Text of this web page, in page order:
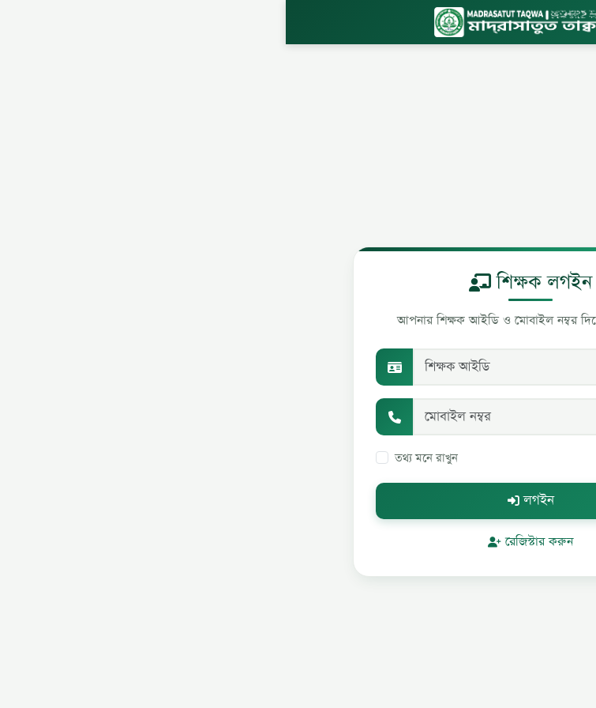
শিক্ষক লগইন
আপনার শিক্ষক আইডি ও মোবাইল নম্বর
তথ্য মনে রাখুন
লগইন
রেজিস্টার করুন